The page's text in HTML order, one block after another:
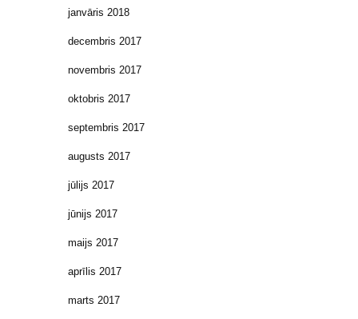
janvāris 2018
decembris 2017
novembris 2017
oktobris 2017
septembris 2017
augusts 2017
jūlijs 2017
jūnijs 2017
maijs 2017
aprīlis 2017
marts 2017